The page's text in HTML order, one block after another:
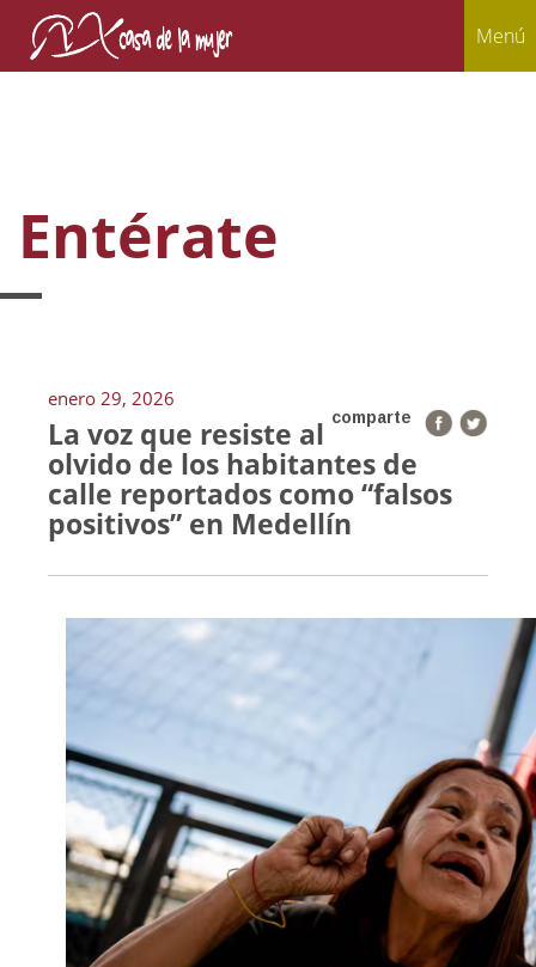
Menú
Entérate
enero 29, 2026
comparte
La voz que resiste al
olvido de los habitantes de
calle reportados como “falsos
positivos” en Medellín